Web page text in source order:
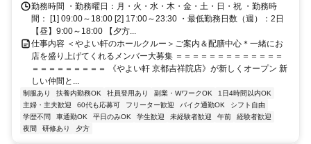
勤務時間 ・勤務曜日：月・火・水・木・金・土・日・祝 ・勤務時
間： [1] 09:00～18:00 [2] 17:00～23:30 ・最低勤務日数（週）：2日
【昼】9:00～18:00 【夕方...
仕事内容 ＜やよい軒のホールクルー＞ご案内＆配膳中心＊一緒にお
店を盛り上げてくれるメンバー大募集 ＝＝＝＝＝＝＝＝＝＝＝＝＝
＝＝＝＝＝＝＝＝＝ 《やよい軒 京都吉祥院店》が新しくオープン 新
しい仲間と...
制服あり 扶養内勤務OK 社員登用あり 副業・WワークOK
1日4時間以内OK
主婦・主夫歓迎
60代も応募可 フリーター歓迎 バイク通勤OK
シフト自由
学歴不問
車通勤OK 平日のみOK 学生歓迎 未経験者歓迎 午前
経験者歓迎
夜間
研修あり 夕方